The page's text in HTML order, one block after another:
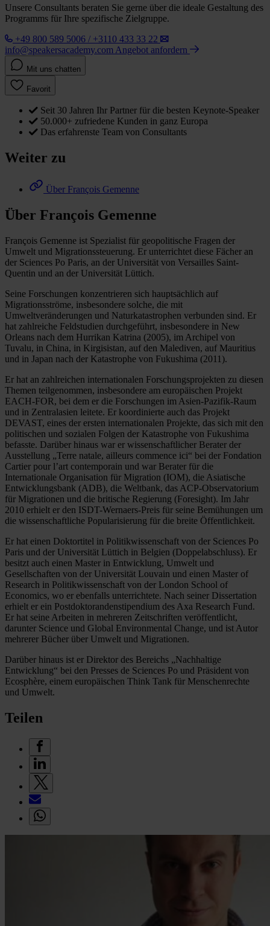
Unsere Consultants beraten Sie gerne über die ideale Gestaltung des
Programms für Ihre spezifische Zielgruppe.
+49 800 589 5006 / +3110 433 33 22
info@speakersacademy.com Angebot anfordern
Mit uns chatten
Favorit
Seit 30 Jahren Ihr Partner für die besten Keynote-Speaker
50.000+ zufriedene Kunden in ganz Europa
Das erfahrenste Team von Consultants
Weiter zu
Über François Gemenne
Über François Gemenne
François Gemenne ist Spezialist für geopolitische Fragen der
Umwelt und Migrationssteuerung. Er unterrichtet diese Fächer an
der Sciences Po Paris, an der Universität von Versailles Saint-
Quentin und an der Universität Lüttich.
Seine Forschungen konzentrieren sich hauptsächlich auf
Migrationsströme, insbesondere solche, die mit
Umweltveränderungen und Naturkatastrophen verbunden sind. Er
hat zahlreiche Feldstudien durchgeführt, insbesondere in New
Orleans nach dem Hurrikan Katrina (2005), im Archipel von
Tuvalu, in China, in Kirgisistan, auf den Malediven, auf Mauritius
und in Japan nach der Katastrophe von Fukushima (2011).
Er hat an zahlreichen internationalen Forschungsprojekten zu diesen
Themen teilgenommen, insbesondere am europäischen Projekt
EACH-FOR, bei dem er die Forschungen im Asien-Pazifik-Raum
und in Zentralasien leitete. Er koordinierte auch das Projekt
DEVAST, eines der ersten internationalen Projekte, das sich mit den
politischen und sozialen Folgen der Katastrophe von Fukushima
befasste. Darüber hinaus war er wissenschaftlicher Berater der
Ausstellung „Terre natale, ailleurs commence ici“ bei der Fondation
Cartier pour l’art contemporain und war Berater für die
Internationale Organisation für Migration (IOM), die Asiatische
Entwicklungsbank (ADB), die Weltbank, das ACP-Observatorium
für Migrationen und die britische Regierung (Foresight). Im Jahr
2010 erhielt er den ISDT-Wernaers-Preis für seine Bemühungen um
die wissenschaftliche Popularisierung für die breite Öffentlichkeit.
Er hat einen Doktortitel in Politikwissenschaft von der Sciences Po
Paris und der Universität Lüttich in Belgien (Doppelabschluss). Er
besitzt auch einen Master in Entwicklung, Umwelt und
Gesellschaften von der Universität Louvain und einen Master of
Research in Politikwissenschaft von der London School of
Economics, wo er ebenfalls unterrichtete. Nach seiner Dissertation
erhielt er ein Postdoktorandenstipendium des Axa Research Fund.
Er hat seine Arbeiten in mehreren Zeitschriften veröffentlicht,
darunter Science und Global Environmental Change, und ist Autor
mehrerer Bücher über Umwelt und Migrationen.
Darüber hinaus ist er Direktor des Bereichs „Nachhaltige
Entwicklung“ bei den Presses de Sciences Po und Präsident von
Ecosphère, einem europäischen Think Tank für Menschenrechte
und Umwelt.
Teilen